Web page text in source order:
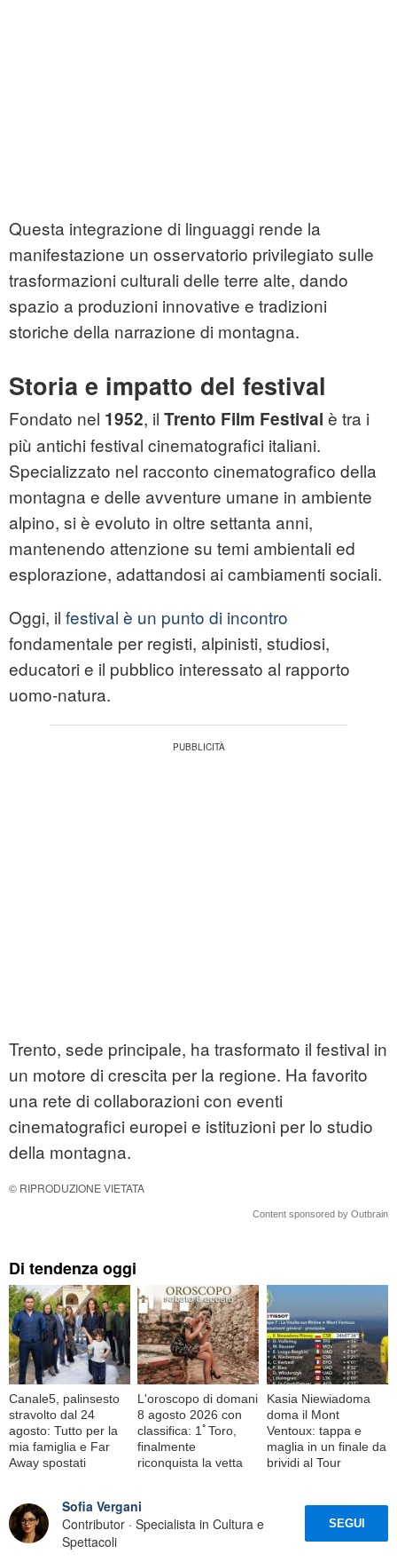
Questa integrazione di linguaggi rende la
manifestazione un osservatorio privilegiato sulle
trasformazioni culturali delle terre alte, dando
spazio a produzioni innovative e tradizioni
storiche della narrazione di montagna.
Storia e impatto del festival
Fondato nel 1952, il Trento Film Festival è tra i
più antichi festival cinematografici italiani.
Specializzato nel racconto cinematografico della
montagna e delle avventure umane in ambiente
alpino, si è evoluto in oltre settanta anni,
mantenendo attenzione su temi ambientali ed
esplorazione, adattandosi ai cambiamenti sociali.
Oggi, il festival è un punto di incontro
fondamentale per registi, alpinisti, studiosi,
educatori e il pubblico interessato al rapporto
uomo-natura.
Trento, sede principale, ha trasformato il festival in
un motore di crescita per la regione. Ha favorito
una rete di collaborazioni con eventi
cinematografici europei e istituzioni per lo studio
della montagna.
© RIPRODUZIONE VIETATA
Content sponsored by Outbrain
Di tendenza oggi
Canale5, palinsesto
stravolto dal 24
agosto: Tutto per la
mia famiglia e Far
Away spostati
L'oroscopo di domani
8 agosto 2026 con
classifica: 1ﾟToro,
finalmente
riconquista la vetta
Kasia Niewiadoma
doma il Mont
Ventoux: tappa e
maglia in un finale da
brividi al Tour
Sofia Vergani
Contributor · Specialista in Cultura e
Spettacoli
SEGUI